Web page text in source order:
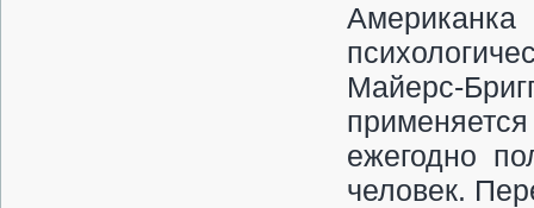
Майерс-
ежегодно
человек.